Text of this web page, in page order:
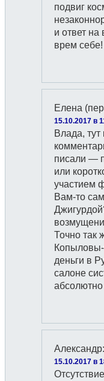
подвиг
и ответ на
врем себе!
Елена
15.10.2017 в
Влада,
писали —
или
участием
Вам-то
Точно так
деньги в
салоне
Александр:
15.10.2017 в